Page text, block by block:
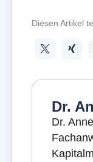
Diesen Artikel
Dr.
Dr.